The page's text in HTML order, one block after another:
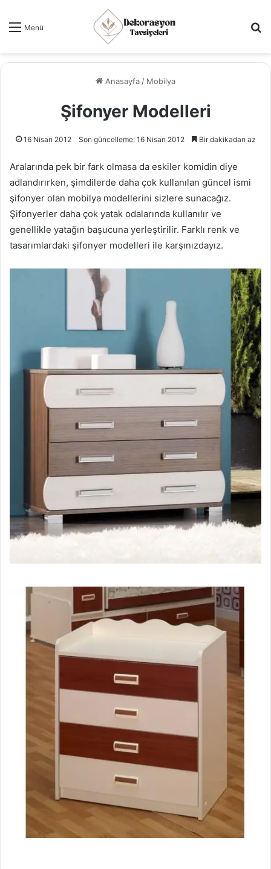
Menü
Anasayfa / Mobilya
Şifonyer Modelleri
16 Nisan 2012 Son güncelleme: 16 Nisan 2012 Bir dakikadan az
Aralarında pek bir fark olmasa da eskiler komidin diye
adlandırırken, şimdilerde daha çok kullanılan güncel ismi
şifonyer olan mobilya modellerini sizlere sunacağız.
Şifonyerler daha çok yatak odalarında kullanılır ve
genellikle yatağın başucuna yerleştirilir. Farklı renk ve
tasarımlardaki şifonyer modelleri ile karşınızdayız.